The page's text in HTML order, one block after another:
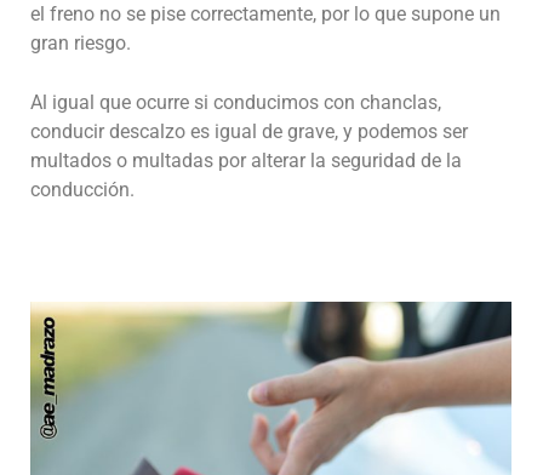
el freno no se pise correctamente, por lo que supone un
gran riesgo.
Al igual que ocurre si conducimos con chanclas,
conducir descalzo es igual de grave, y podemos ser
multados o multadas por alterar la seguridad de la
conducción.